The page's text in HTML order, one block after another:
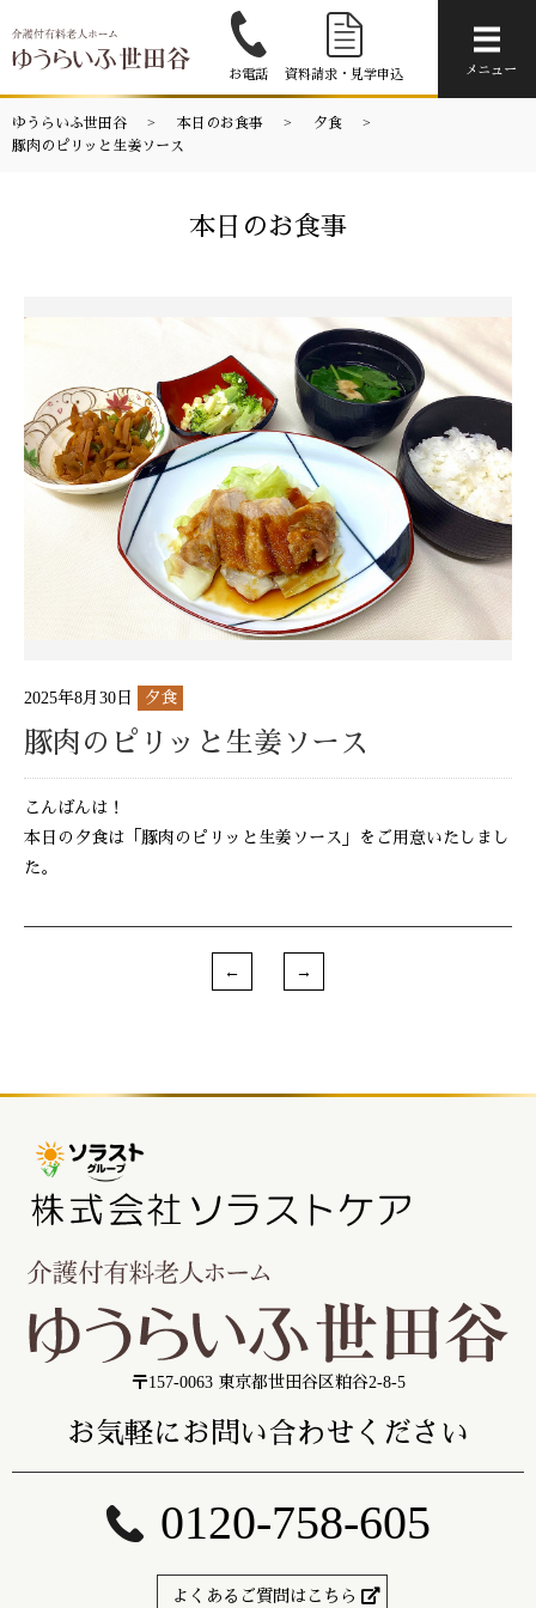
お電話 資料請求・見学申込 メニュー
ゆうらいふ世田谷 本日のお食事
夕食
豚肉のピリッと生姜ソース
本日のお食事
2025年8月30日 夕食
豚肉のピリッと生姜ソース
こんばんは！
本日の夕食は「豚肉のピリッと生姜ソース」をご用意いたしまし
た。
〒157-0063 東京都世田谷区粕谷2-8-5
お気軽にお問い合わせください
0120-758-605
よくあるご質問はこちら